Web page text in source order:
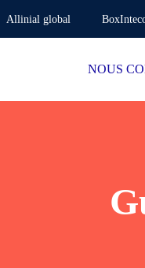
Allinial global
NOUS